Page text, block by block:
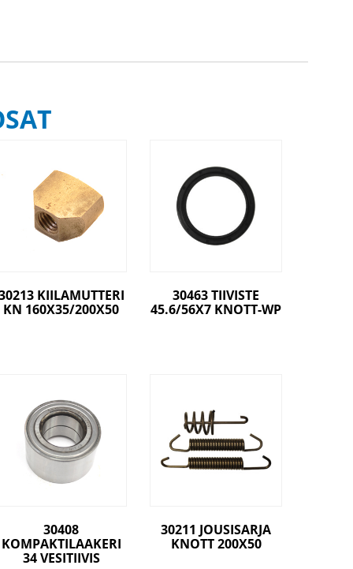
KIILAMUTTERI
KN 160X35/200X50
30463 TIIVISTE
45.6/56X7 KNOTT-WP
30408
KOMPAKTILAAKERI
34 VESITIIVIS
30211 JOUSISARJA
KNOTT 200X50